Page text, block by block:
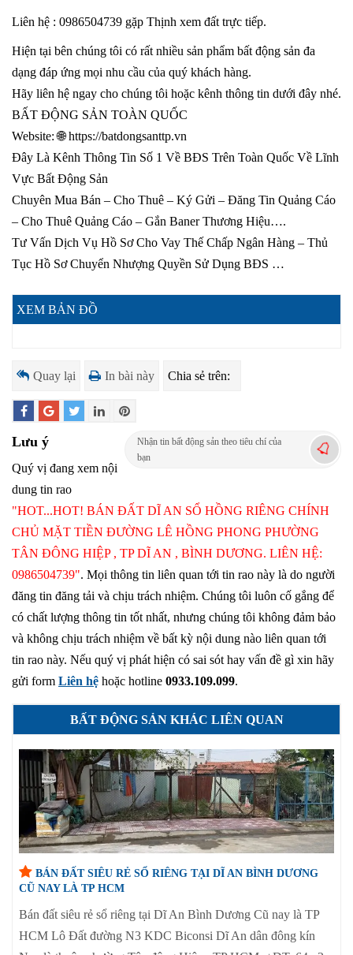
Liên hệ : 0986504739 gặp Thịnh xem đất trực tiếp.
Hiện tại bên chúng tôi có rất nhiều sản phẩm bất động sản đa
dạng đáp ứng mọi nhu cầu của quý khách hàng.
Hãy liên hệ ngay cho chúng tôi hoặc kênh thông tin dưới đây nhé.
BẤT ĐỘNG SẢN TOÀN QUỐC
Website: 🌐 https://batdongsanttp.vn
Đây Là Kênh Thông Tin Số 1 Về BĐS Trên Toàn Quốc Về Lĩnh
Vực Bất Động Sản
Chuyên Mua Bán – Cho Thuê – Ký Gửi – Đăng Tin Quảng Cáo
– Cho Thuê Quảng Cáo – Gắn Baner Thương Hiệu….
Tư Vấn Dịch Vụ Hồ Sơ Cho Vay Thế Chấp Ngân Hàng – Thủ
Tục Hồ Sơ Chuyển Nhượng Quyền Sử Dụng BĐS …
XEM BẢN ĐỒ
Quay lại In bài này Chia sẻ trên:
Nhận tin bất động sản theo tiêu chí của
bạn
Lưu ý
Quý vị đang xem nội
dung tin rao
"HOT...HOT! BÁN ĐẤT DĨ AN SỔ HỒNG RIÊNG CHÍNH
CHỦ MẶT TIỀN ĐƯỜNG LÊ HỒNG PHONG PHƯỜNG
TÂN ĐÔNG HIỆP , TP DĨ AN , BÌNH DƯƠNG. LIÊN HỆ:
0986504739". Mọi thông tin liên quan tới tin rao này là do người
đăng tin đăng tải và chịu trách nhiệm. Chúng tôi luôn cố gắng để
có chất lượng thông tin tốt nhất, nhưng chúng tôi không đảm bảo
và không chịu trách nhiệm về bất kỳ nội dung nào liên quan tới
tin rao này. Nếu quý vị phát hiện có sai sót hay vấn đề gì xin hãy
gửi form Liên hệ hoặc hotline 0933.109.099.
BẤT ĐỘNG SẢN KHÁC LIÊN QUAN
BÁN ĐẤT SIÊU RẺ SỔ RIÊNG TẠI DĨ AN BÌNH DƯƠNG
CŨ NAY LÀ TP HCM
Bán đất siêu rẻ sổ riêng tại Dĩ An Bình Dương Cũ nay là TP
HCM Lô Đất đường N3 KDC Biconsi Dĩ An dân đông kín